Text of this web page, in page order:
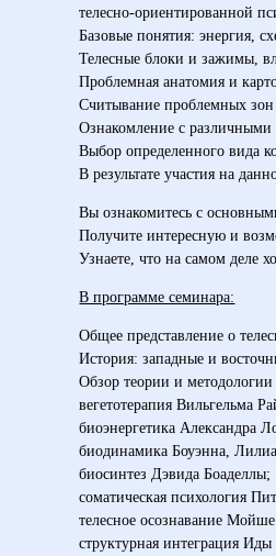
телесно-ориентированной
Базовые понятия: энергия,
Телесные блоки и зажимы,
Проблемная анатомия и
Считывание проблемных зон
Ознакомление с различными
Выбор определенного вида
В результате участия на
Вы ознакомитесь с
Получите интересную и
Узнаете, что на самом деле
В программе семинара:
Общее представление о
История: западные и
Обзор теории и
вегетотерапия Вильгельма
биоэнергетика Александра
биодинамика Боуэнна,
биосинтез Дэвида Боаделлы;
соматическая психология
телесное осознавание
структурная интеграция